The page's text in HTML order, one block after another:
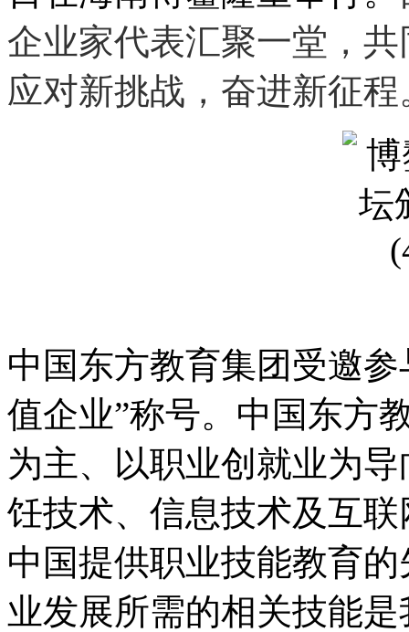
企业家代表汇聚一堂，
应对新挑战，奋进新征程
中国东方教育集团受邀
值企业”称号。中国东方
为主、以职业创就业为
饪技术、信息技术及互
中国提供职业技能教育
业发展所需的相关技能